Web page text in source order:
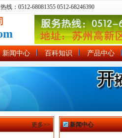
线：0512-68081355 0512-68246390
新闻中心 百科知识 产品中心
更多>> 新闻中心